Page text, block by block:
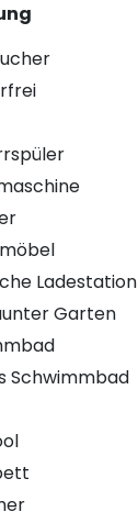
Ladestation
Garten
Schwimmbad